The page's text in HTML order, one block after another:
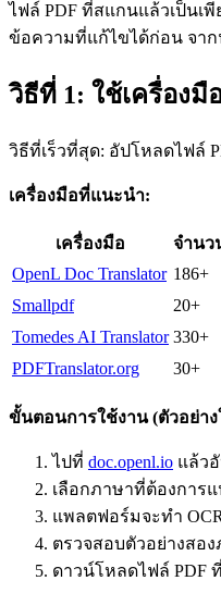
ไฟล์ PDF ที่สแกนแล้วเป็นเ
ข้อความที่แก้ไขได้ก่อน จาก
วิธีที่ 1: ใช้เครื่อง
วิธีที่เร็วที่สุด: อัปโหลดไฟล์
เครื่องมือที่แนะนำ:
เครื่องมือ จำนว
OpenL Doc Translator 186+
Smallpdf
20+
Tomedes AI Translator 330+
PDFTranslator.org
30+
ขั้นตอนการใช้งาน (ตัวอย่าง
ไปที่ doc.openl.io แล้ว
เลือกภาษาที่ต้องการ
แพลตฟอร์มจะทำ
ตรวจสอบตัวอย่างสอ
ดาวน์โหลดไฟล์ PDF